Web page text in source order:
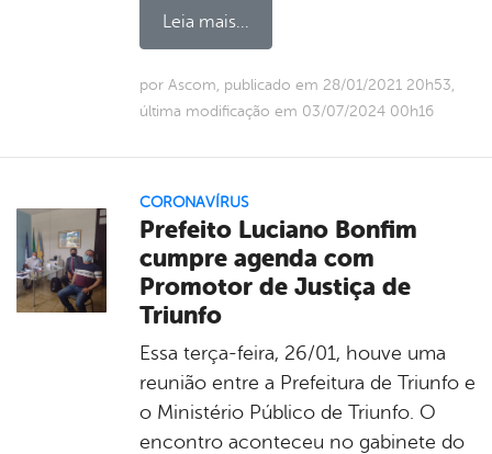
Leia mais...
por Ascom, publicado em 28/01/2021 20h53,
última modificação em 03/07/2024 00h16
CORONAVÍRUS
Prefeito Luciano Bonfim
cumpre agenda com
Promotor de Justiça de
Triunfo
Essa terça-feira, 26/01, houve uma
reunião entre a Prefeitura de Triunfo e
o Ministério Público de Triunfo. O
encontro aconteceu no gabinete do